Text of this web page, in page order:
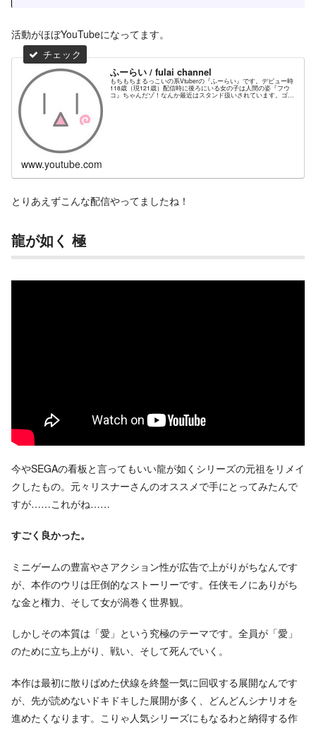
活動がほぼYouTubeになってます。
ふーらい / fulai channel
もちもちまるっこいの系Vtuberの『ふーらい』です。デビュー時
118歳（現121歳）配信時に後ろにいる女の子は人間の姿『フウ
コ』ちゃんだゾ！なんか最近はスタンド扱いされています。ゴゴ
www.youtube.com
とりあえずこんな配信やってましたね！
龍が如く 極
今やSEGAの看板と言ってもいい龍が如くシリーズの元祖をリメイ
クしたもの。元々リスナーさんのオススメで手にとってみたんで
すが……これがね……
すごく良かった。
ミニゲームの豊富やさアクション性が広告で上がりがちなんです
が、本作のウリは圧倒的なストーリーです。任侠モノにありがち
な金と権力、そして女が渦巻く世界観。
しかしその本質は「愛」という究極のテーマです。全員が「愛」
のために立ち上がり、戦い、そして死んでいく。
本作は最初に散りばめた伏線を終盤一気に回収する展開なんです
が、先が読めないドキドキした展開が多く、どんどんシナリオを
進めたくなります。こりゃ人気シリーズにもなるわと納得する作